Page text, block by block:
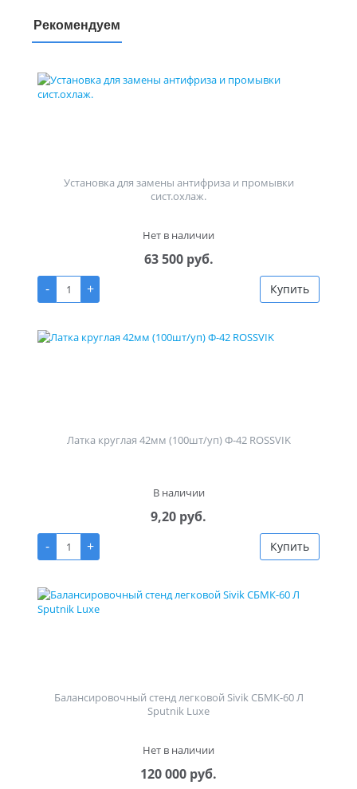
Рекомендуем
Установка для замены антифриза и промывки
сист.охлаж.
Нет в наличии
63 500 руб.
-
+ Купить
Латка круглая 42мм (100шт/уп) Ф-42 ROSSVIK
В наличии
9,20 руб.
-
+ Купить
Балансировочный стенд легковой Sivik СБМК-60 Л
Sputnik Luxe
Нет в наличии
120 000 руб.